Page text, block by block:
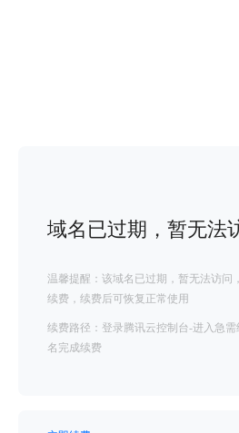
域名已过期，暂无法
温馨提醒：该域名已过期，暂无法访问
续费，续费后可恢复正常使用
续费路径：登录腾讯云控制台-进入急
名完成续费